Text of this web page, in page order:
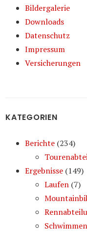
Bildergalerie
Downloads
Datenschutz
Impressum
Versicherungen
KATEGORIEN
Berichte (234)
Ergebnisse (149)
Laufen (7)
Schwimmen